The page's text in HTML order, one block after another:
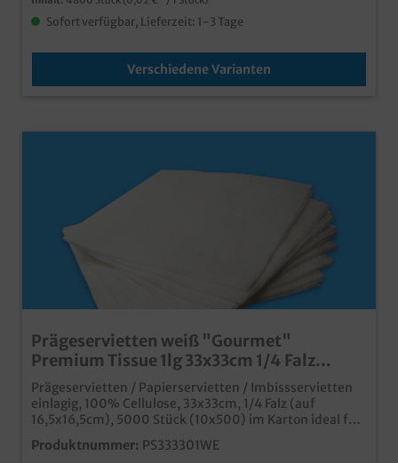
Sofort verfügbar, Lieferzeit: 1-3 Tage
Verschiedene Varianten
Prägeservietten weiß "Gourmet"
Premium Tissue 1lg 33x33cm 1/4 Falz
5000St
Prägeservietten / Papierservietten / Imbissservietten
einlagig, 100% Cellulose, 33x33cm, 1/4 Falz (auf
16,5x16,5cm), 5000 Stück (10x500) im Karton ideal für
den günstigen Einsatz in Imbissen, Snackbars oder an
Tankstellensaugstarke und weiche Tissue Qualität Die
Produktnummer: PS333301WE